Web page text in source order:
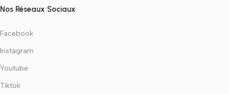
Nos Réseaux Sociaux
Facebook
Instagram
Youtube
Tiktok